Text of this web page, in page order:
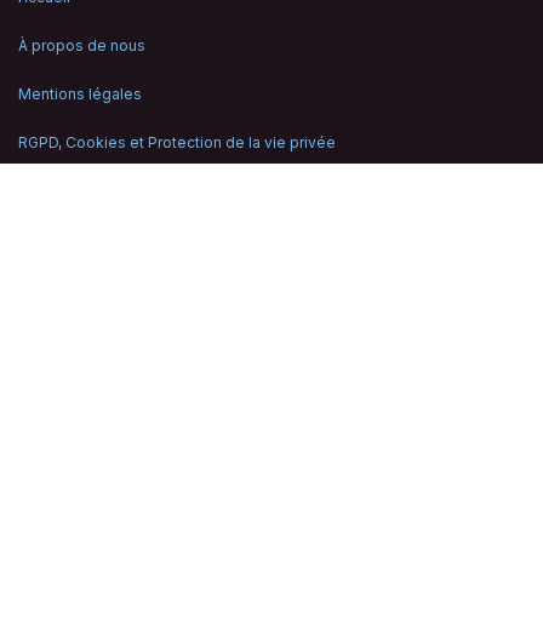
À propos de nous
Mentions légales
RGPD, Cookies et Protection de la vie privée